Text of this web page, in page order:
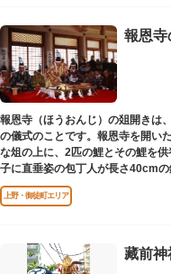
報恩寺
報恩寺（ほうおんじ）の爼開きは
の儀式のことです。報恩寺を開い
な俎の上に、2匹の鯉とその鯉を
子に直垂姿の包丁人が長さ40cm
をさばきます。さばいた鯉は観衆
上野・御徒町エリア
藏前神